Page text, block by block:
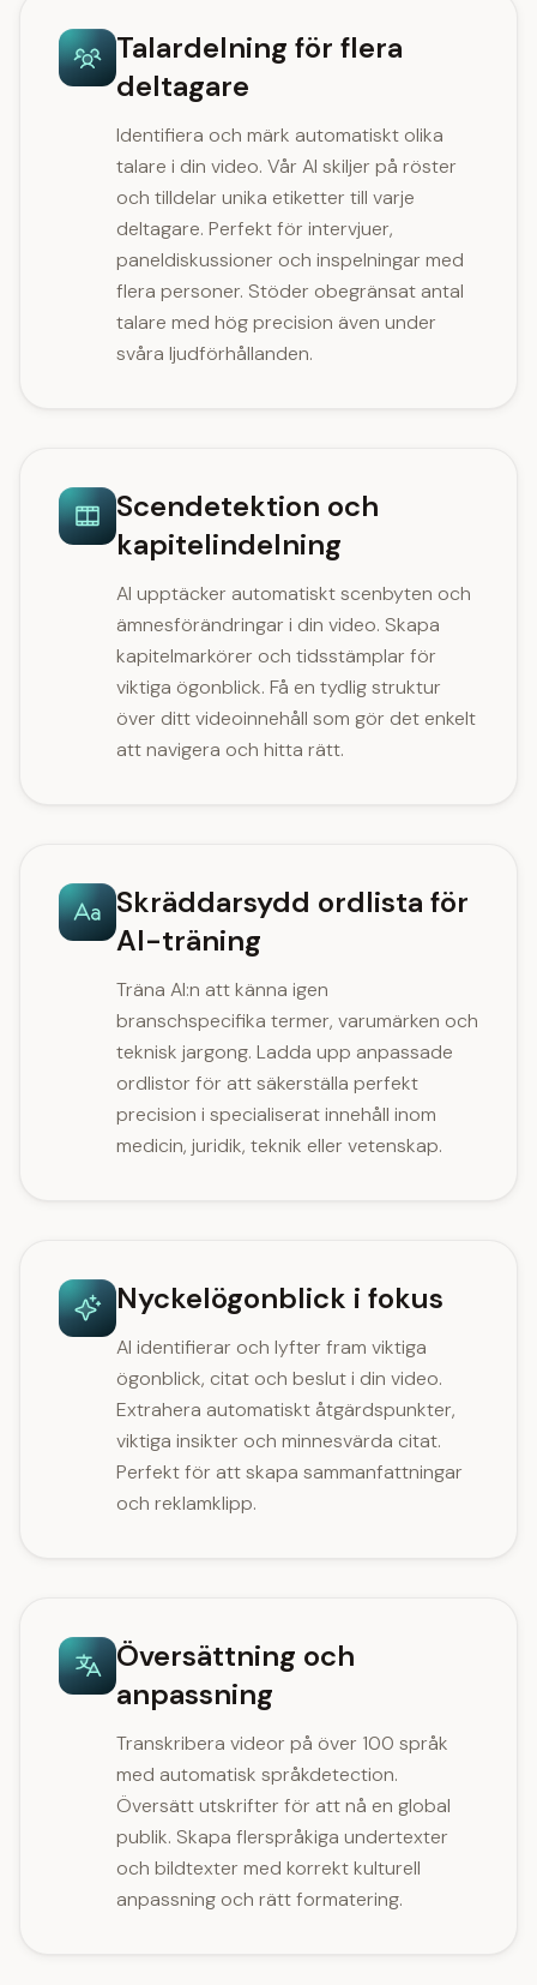
Talardelning för flera
deltagare
Identifiera och märk automatiskt olika
talare i din video. Vår AI skiljer på röster
och tilldelar unika etiketter till varje
deltagare. Perfekt för intervjuer,
paneldiskussioner och inspelningar med
flera personer. Stöder obegränsat antal
talare med hög precision även under
svåra ljudförhållanden.
Scendetektion och
kapitelindelning
AI upptäcker automatiskt scenbyten och
ämnesförändringar i din video. Skapa
kapitelmarkörer och tidsstämplar för
viktiga ögonblick. Få en tydlig struktur
över ditt videoinnehåll som gör det enkelt
att navigera och hitta rätt.
Skräddarsydd ordlista för
AI-träning
Träna AI:n att känna igen
branschspecifika termer, varumärken och
teknisk jargong. Ladda upp anpassade
ordlistor för att säkerställa perfekt
precision i specialiserat innehåll inom
medicin, juridik, teknik eller vetenskap.
Nyckelögonblick i fokus
AI identifierar och lyfter fram viktiga
ögonblick, citat och beslut i din video.
Extrahera automatiskt åtgärdspunkter,
viktiga insikter och minnesvärda citat.
Perfekt för att skapa sammanfattningar
och reklamklipp.
Översättning och
anpassning
Transkribera videor på över 100 språk
med automatisk språkdetection.
Översätt utskrifter för att nå en global
publik. Skapa flerspråkiga undertexter
och bildtexter med korrekt kulturell
anpassning och rätt formatering.